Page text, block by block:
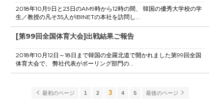
2018年10月9日と23日のAM9時から12時の間、 韓国の優秀大学校の学
生／教授の凡そ35人がIBINETの本社を訪問し...
[第99回全国体育大会]出戦結果ご報告
2018年10月12日～18日まで韓国の全羅北道で開かれました第99回全国
体育大会で、 弊社代表がボーリング部門の...
最初のページ 1 2 3 4 5 最後のページ